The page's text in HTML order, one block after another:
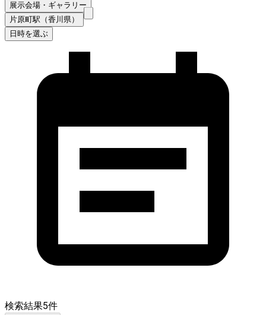
展示会場・ギャラリー
片原町駅（香川県）
日時を選ぶ
検索結果5件